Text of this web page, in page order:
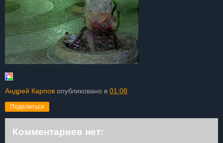
Андрей Карпов опубликовано в 01:08
Поделиться
Комментариев нет: